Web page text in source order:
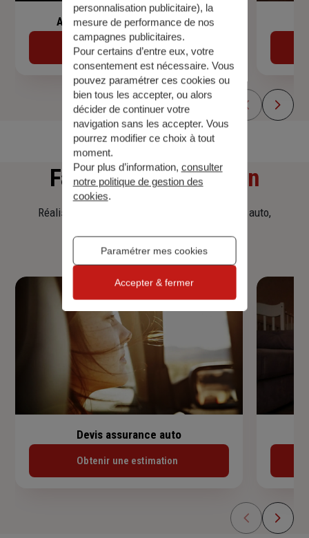
Assurance de prêt immobilier
Découvrir
Faitesune simulation
Réalisez une simulation tarifaire d'assurance, auto,
Devis assurance auto
Obtenir une estimation
personnalisation publicitaire), la
mesure de performance de nos
campagnes publicitaires.
Pour certains d’entre eux, votre
consentement est nécessaire. Vous
pouvez paramétrer ces cookies ou
bien tous les accepter, ou alors
décider de continuer votre
navigation sans les accepter. Vous
pourrez modifier ce choix à tout
moment.
Pour plus d’information, consulter
notre politique de gestion des
cookies.
Paramétrer mes cookies
Accepter & fermer